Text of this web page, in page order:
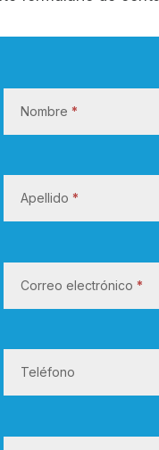
a
t
t
Nombre *
Apellido *
Correo electrónico *
Teléfono